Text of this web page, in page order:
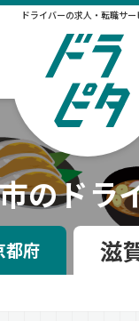
ドライバーの求人・転職サー
のドラ
都府 滋